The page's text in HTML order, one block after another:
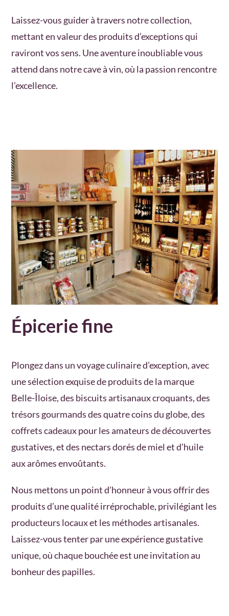
Laissez-vous guider à travers notre collection,
mettant en valeur des produits d’exceptions qui
raviront vos sens. Une aventure inoubliable vous
attend dans notre cave à vin, où la passion rencontre
l’excellence.
Épicerie fine
Plongez dans un voyage culinaire d’exception, avec
une sélection exquise de produits de la marque
Belle-Îloise, des biscuits artisanaux croquants, des
trésors gourmands des quatre coins du globe, des
coffrets cadeaux pour les amateurs de découvertes
gustatives, et des nectars dorés de miel et d’huile
aux arômes envoûtants.
Nous mettons un point d’honneur à vous offrir des
produits d’une qualité irréprochable, privilégiant les
producteurs locaux et les méthodes artisanales.
Laissez-vous tenter par une expérience gustative
unique, où chaque bouchée est une invitation au
bonheur des papilles.